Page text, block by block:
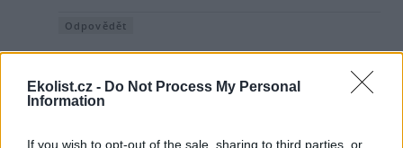
Ekolist.cz - Do Not Process My Personal
Information
If you wish to opt-out of the sale, sharing to third parties, or
Odpovědět
Hele a nevznikl v 1963 Krnap právě kvůli tomu
,,pracujícímu lidu,, , protože pracující lid tamní přírodu